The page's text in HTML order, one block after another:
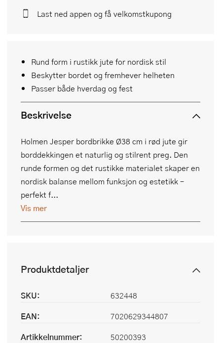
Rund form i rustikk jute for nordisk stil
Beskytter bordet og fremhever helheten
Passer både hverdag og fest
Beskrivelse
Holmen Jesper bordbrikke Ø38 cm i rød jute gir
borddekkingen et naturlig og stilrent preg. Den
runde formen og det rustikke materialet skaper en
nordisk balanse mellom funksjon og estetikk –
perfekt f...
Vis mer
Last ned appen og få velkomstkupong
Produktdetaljer
SKU:
632448
EAN:
7020629344807
Artikkelnummer:
50200393